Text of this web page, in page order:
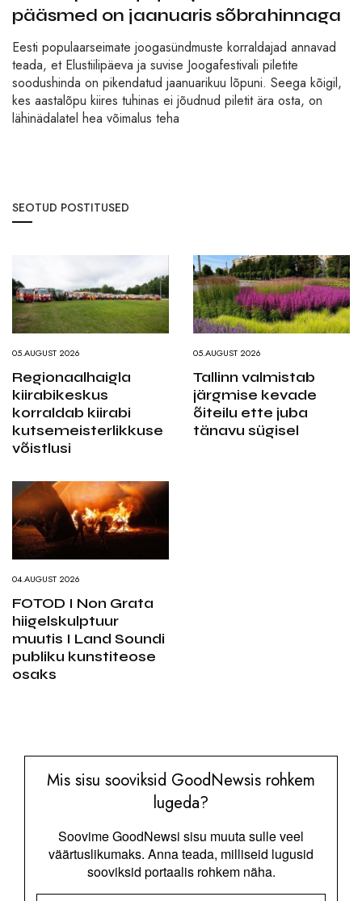
pääsmed on jaanuaris sõbrahinnaga
Eesti populaarseimate joogasündmuste korraldajad annavad
teada, et Elustiilipäeva ja suvise Joogafestivali piletite
soodushinda on pikendatud jaanuarikuu lõpuni. Seega kõigil,
kes aastalõpu kiires tuhinas ei jõudnud piletit ära osta, on
lähinädalatel hea võimalus teha
SEOTUD POSTITUSED
05.AUGUST 2026
Regionaalhaigla
kiirabikeskus
korraldab kiirabi
kutsemeisterlikkuse
võistlusi
05.AUGUST 2026
Tallinn valmistab
järgmise kevade
õiteilu ette juba
tänavu sügisel
04.AUGUST 2026
FOTOD I Non Grata
hiigelskulptuur
muutis I Land Soundi
publiku kunstiteose
osaks
Mis sisu sooviksid GoodNewsis rohkem
lugeda?
Soovime GoodNewsi sisu muuta sulle veel
väärtuslikumaks. Anna teada, milliseid lugusid
sooviksid portaalis rohkem näha.